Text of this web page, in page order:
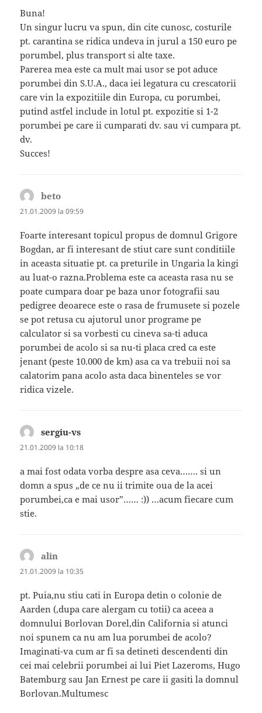
Buna!
Un singur lucru va spun, din cite cunosc, costurile
pt. carantina se ridica undeva in jurul a 150 euro pe
porumbel, plus transport si alte taxe.
Parerea mea este ca mult mai usor se pot aduce
porumbei din S.U.A., daca iei legatura cu crescatorii
care vin la expozitiile din Europa, cu porumbei,
putind astfel include in lotul pt. expozitie si 1-2
porumbei pe care ii cumparati dv. sau vi cumpara pt.
dv.
Succes!
beto
21.01.2009 la 09:59
Foarte interesant topicul propus de domnul Grigore
Bogdan, ar fi interesant de stiut care sunt conditiile
in aceasta situatie pt. ca preturile in Ungaria la kingi
au luat-o razna.Problema este ca aceasta rasa nu se
poate cumpara doar pe baza unor fotografii sau
pedigree deoarece este o rasa de frumusete si pozele
se pot retusa cu ajutorul unor programe pe
calculator si sa vorbesti cu cineva sa-ti aduca
porumbei de acolo si sa nu-ti placa cred ca este
jenant (peste 10.000 de km) asa ca va trebuii noi sa
calatorim pana acolo asta daca binenteles se vor
ridica vizele.
sergiu-vs
21.01.2009 la 10:18
a mai fost odata vorba despre asa ceva……. si un
domn a spus „de ce nu ii trimite oua de la acei
porumbei,ca e mai usor”…… :)) …acum fiecare cum
stie.
alin
21.01.2009 la 10:35
pt. Puia,nu stiu cati in Europa detin o colonie de
Aarden (,dupa care alergam cu totii) ca aceea a
domnului Borlovan Dorel,din California si atunci
noi spunem ca nu am lua porumbei de acolo?
Imaginati-va cum ar fi sa detineti descendenti din
cei mai celebrii porumbei ai lui Piet Lazeroms, Hugo
Batemburg sau Jan Ernest pe care ii gasiti la domnul
Borlovan.Multumesc